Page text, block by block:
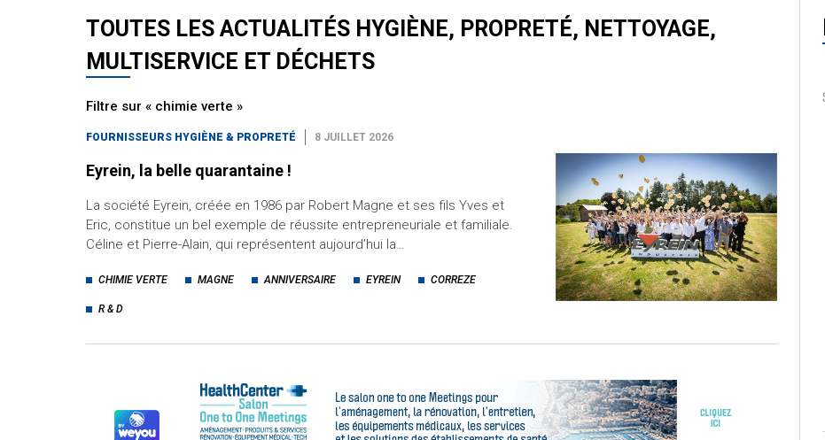
TOUTES LES ACTUALITÉS HYGIÈNE, PROPRETÉ, NETTOYAGE,
MULTISERVICE ET DÉCHETS
Filtre sur « chimie verte »
FOURNISSEURS HYGIÈNE & PROPRETÉ 8 JUILLET 2026
Eyrein, la belle quarantaine !
La société Eyrein, créée en 1986 par Robert Magne et ses fils Yves et
Eric, constitue un bel exemple de réussite entrepreneuriale et familiale.
Céline et Pierre-Alain, qui représentent aujourd’hui la…
CHIMIE VERTE MAGNE ANNIVERSAIRE EYREIN CORREZE
R & D